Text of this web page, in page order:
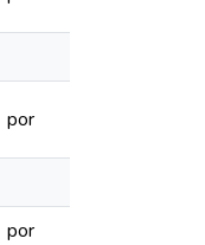
por
por